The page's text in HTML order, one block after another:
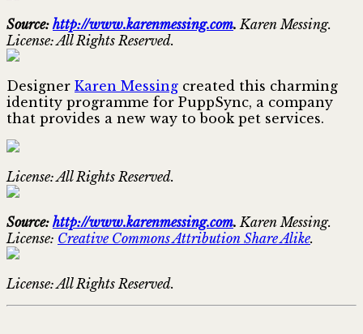
Source: http://www.karenmessing.com. Karen Messing.
License: All Rights Reserved.
Designer Karen Messing created this charming
identity programme for PuppSync, a company
that provides a new way to book pet services.
License: All Rights Reserved.
Source: http://www.karenmessing.com. Karen Messing.
License: Creative Commons Attribution Share Alike.
License: All Rights Reserved.